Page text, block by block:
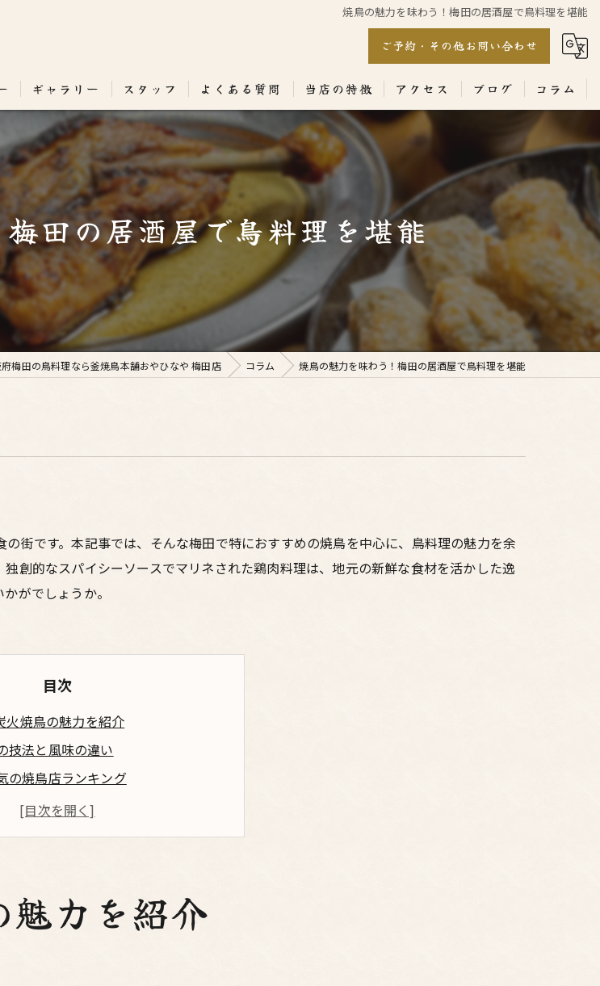
焼鳥の魅力を味わう！梅田の居酒屋で鳥料理を堪能
ご予約・その他お問い合わせ
ギャラリー スタッフ よくある質問 当店の特徴
居酒屋
専門店
ランチ
テイクアウト
コース
アクセス ブログ コラム
田の居酒屋で鳥料理を堪能
府梅田の鳥料理なら釜焼鳥本舗おやひなや 梅田店 コラム 焼鳥の魅力を味わう！梅田の居酒屋で鳥料理を堪能
街です。本記事では、そんな梅田で特におすすめの焼鳥を中心に、鳥料理の魅力を余
創的なスパイシーソースでマリネされた鶏肉料理は、地元の新鮮な食材を活かした逸
がでしょうか。
目次
火焼鳥の魅力を紹介
技法と風味の違い
の焼鳥店ランキング
が生み出す絶品焼鳥
立てる日本酒とのペアリング
味わう独創的な鳥料理
力を紹介